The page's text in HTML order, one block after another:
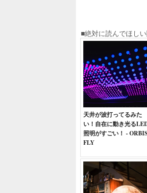
■絶対に読んでほし
天井が波打ってるみた
い！自在に動き光る
照明がすごい！ - ORBIS
FLY